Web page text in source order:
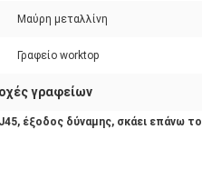
Μαύρη μεταλλίνη
Γραφείο worktop
γραφείων
έξοδος δύναμης, σκάει επάνω το